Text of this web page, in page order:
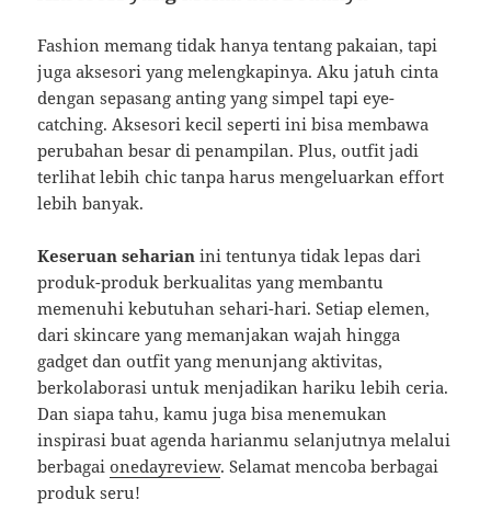
Fashion memang tidak hanya tentang pakaian, tapi
juga aksesori yang melengkapinya. Aku jatuh cinta
dengan sepasang anting yang simpel tapi eye-
catching. Aksesori kecil seperti ini bisa membawa
perubahan besar di penampilan. Plus, outfit jadi
terlihat lebih chic tanpa harus mengeluarkan effort
lebih banyak.
Keseruan seharian ini tentunya tidak lepas dari
produk-produk berkualitas yang membantu
memenuhi kebutuhan sehari-hari. Setiap elemen,
dari skincare yang memanjakan wajah hingga
gadget dan outfit yang menunjang aktivitas,
berkolaborasi untuk menjadikan hariku lebih ceria.
Dan siapa tahu, kamu juga bisa menemukan
inspirasi buat agenda harianmu selanjutnya melalui
berbagaionedayreview. Selamat mencoba berbagai
produk seru!